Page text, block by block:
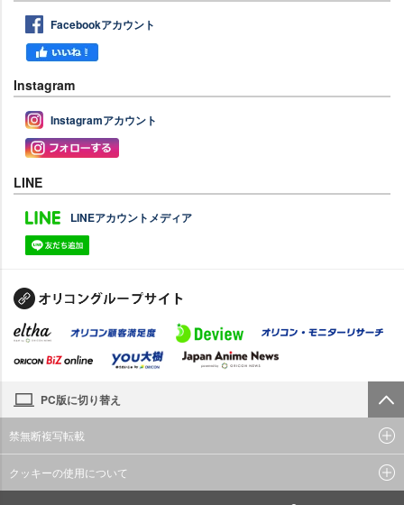
Facebookアカウント
Instagram
Instagramアカウント
LINE
LINEアカウントメディア
PC版に切り替え
禁無断複写転載
クッキーの使用について